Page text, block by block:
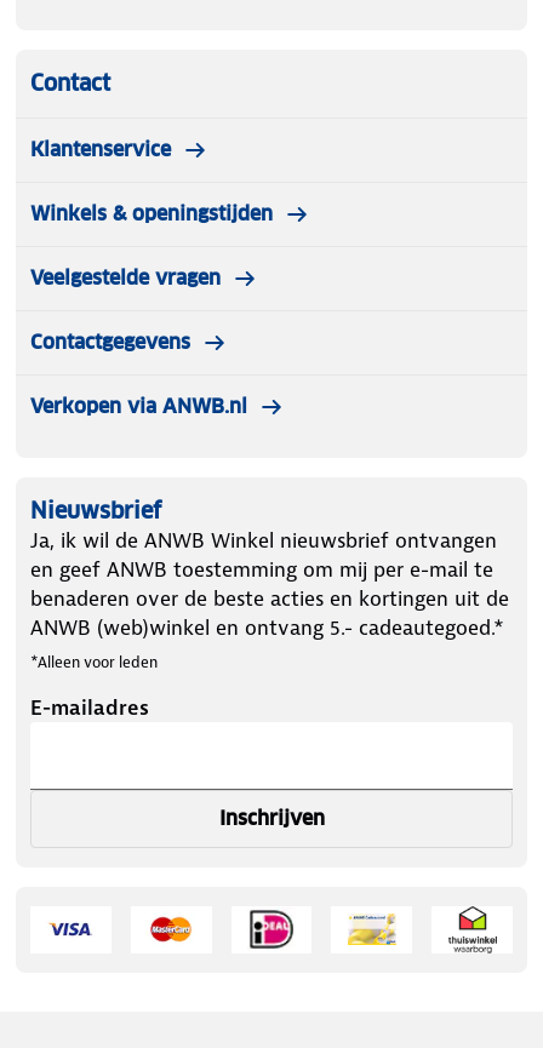
Contact
Klantenservice
Winkels & openingstijden
Veelgestelde vragen
Contactgegevens
Verkopen via ANWB.nl
Nieuwsbrief
Ja, ik wil de ANWB Winkel nieuwsbrief ontvangen
en geef ANWB toestemming om mij per e-mail te
benaderen over de beste acties en kortingen uit de
ANWB (web)winkel en ontvang 5.- cadeautegoed.*
*Alleen voor leden
E-mailadres
Inschrijven